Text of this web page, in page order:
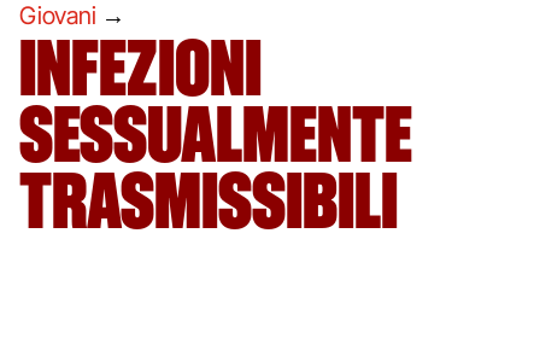
Giovani →
INFEZIONI
SESSUALMENTE
TRASMISSIBILI